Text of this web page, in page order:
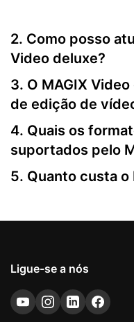
2. Como posso
Video deluxe?
Pode atualizar
escolher a sua versão
seguir os passos
3. O MAGIX
de edição de
Sim, o MAGIX Video
edição de vídeo mais
mercado. É ideal para
interface intuitiva,
4. Quais os
suportados pelo
O MAGIX Video deluxe
comuns, incluindo
5. Quanto custa o
Ligue-se a nós